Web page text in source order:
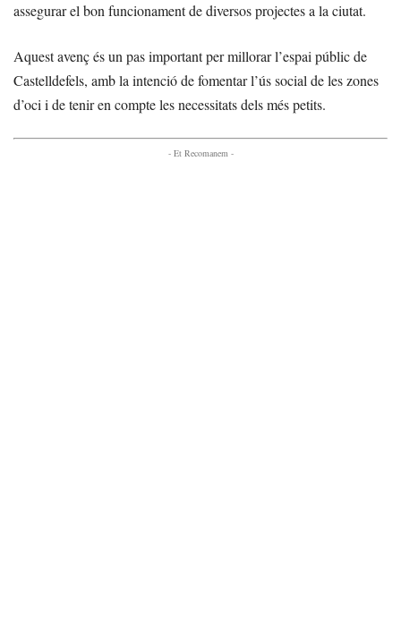
assegurar el bon funcionament de diversos projectes a la ciutat.
Aquest avenç és un pas important per millorar l’espai públic de
Castelldefels, amb la intenció de fomentar l’ús social de les zones
d’oci i de tenir en compte les necessitats dels més petits.
- Et Recomanem -